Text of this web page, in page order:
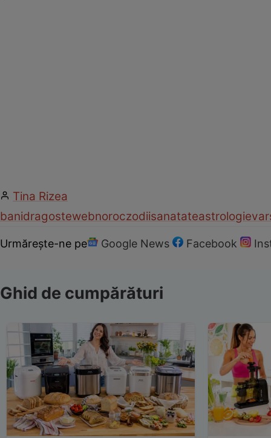
Tina Rizea
banidragostewebnoroczodiisanatateastrologie
Urmărește-ne pe Google News Facebook
Ghid de cumpărături